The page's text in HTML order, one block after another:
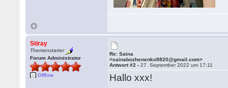
Stiray
Themenstarter
Forum Administrator
Offline
Re: Saina
<sainabozhenenko9820@gmail.com>
Antwort #2 -27. September 2022 um 17:11
Hallo xxx!